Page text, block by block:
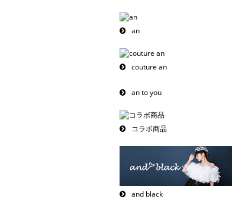
an
couture an
an to you
コラボ商品
and black